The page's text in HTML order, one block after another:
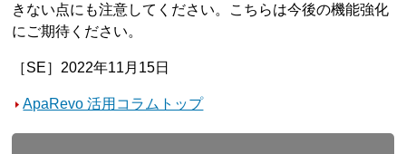
きない点にも注意してください。こちらは今後の機能強化
にご期待ください。
［SE］2022年11月15日
ApaRevo 活用コラムトップ